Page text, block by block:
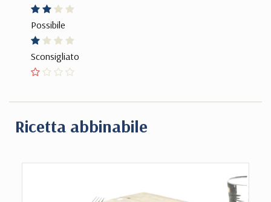
Possibile
Sconsigliato
Ricetta abbinabile